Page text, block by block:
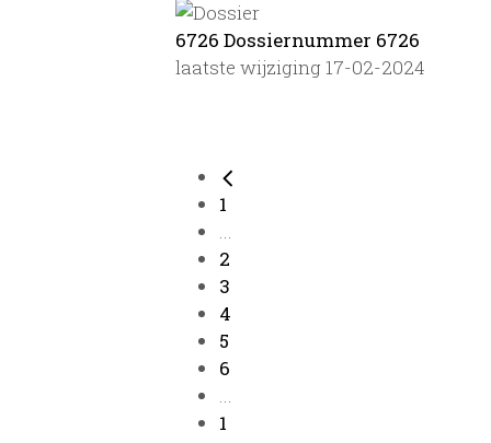
6726 Dossiernummer 6726
laatste wijziging 17-02-2024
1
...
2
3
4
5
6
...
1